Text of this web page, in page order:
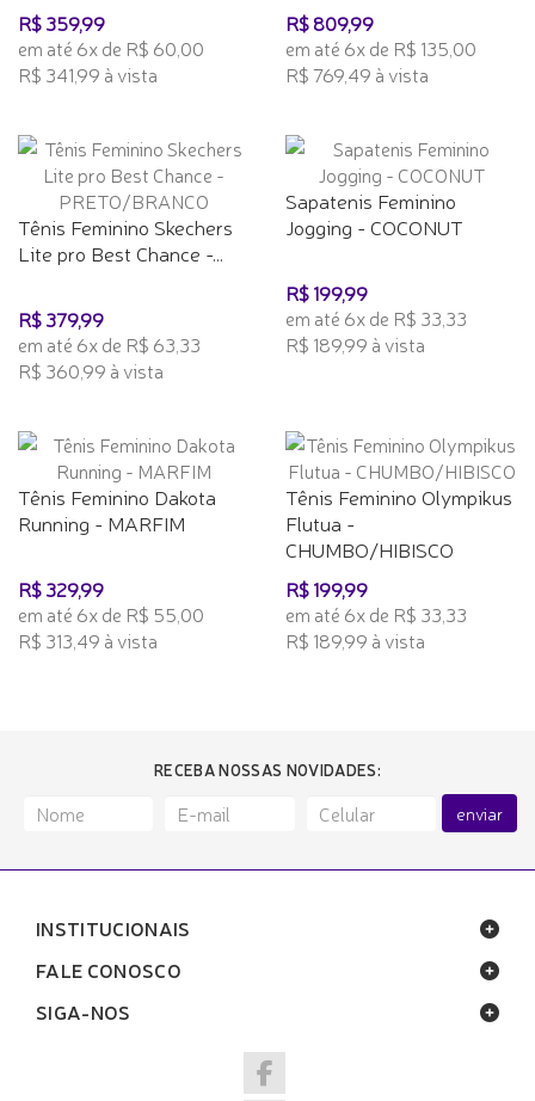
R$ 359,99
em até 6x de R$ 60,00
R$ 341,99 à vista
R$ 809,99
em até 6x de R$ 135,00
R$ 769,49 à vista
Tênis Feminino Skechers
Lite pro Best Chance -...
R$ 379,99
em até 6x de R$ 63,33
R$ 360,99 à vista
Sapatenis Feminino
Jogging - COCONUT
R$ 199,99
em até 6x de R$ 33,33
R$ 189,99 à vista
Tênis Feminino Dakota
Running - MARFIM
R$ 329,99
em até 6x de R$ 55,00
R$ 313,49 à vista
Tênis Feminino Olympikus
Flutua -
CHUMBO/HIBISCO
R$ 199,99
em até 6x de R$ 33,33
R$ 189,99 à vista
RECEBA NOSSAS NOVIDADES:
enviar
INSTITUCIONAIS
FALE CONOSCO
SIGA-NOS